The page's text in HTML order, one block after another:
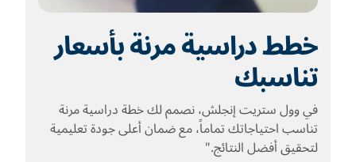
خطط دراسية مرنة بأسعار
تناسبك
في وول ستريت إنجلش، نصمم لك خطة دراسية مرنة
تناسب احتياجاتك تماماً، مع ضمان أعلى جودة تعليمية
لتحقيق أفضل النتائج."